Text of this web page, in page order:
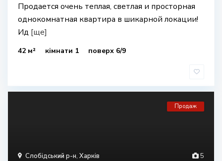
Продается очень теплая, светлая и просторная
однокомнатная квартира в шикарной локации!
Ид [ще]
42 м² кімнати 1 поверх 6/9
5
Слобідський р-н, Харків
Продаж